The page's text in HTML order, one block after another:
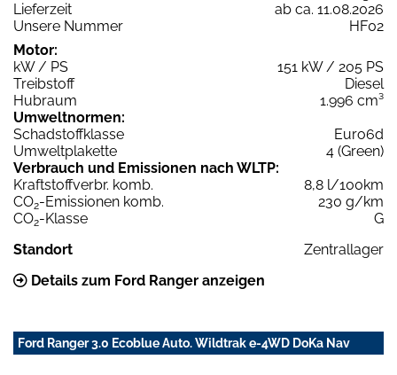
Lieferzeit
ab ca. 11.08.2026
Unsere Nummer
HF02
Motor:
kW / PS
151 kW / 205 PS
Treibstoff
Diesel
Hubraum
1.996 cm³
Umweltnormen:
Schadstoffklasse
Euro6d
Umweltplakette
4 (Green)
Verbrauch und Emissionen nach WLTP:
Kraftstoffverbr. komb.
8,8 l/100km
CO2-Emissionen komb.
230 g/km
CO2-Klasse
G
Standort
Zentrallager
Details zum Ford Ranger anzeigen
Ford Ranger 3.0 Ecoblue Auto. Wildtrak e-4WD DoKa Nav